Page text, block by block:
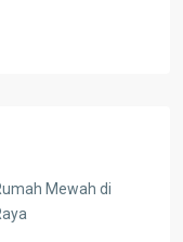
Mewah di